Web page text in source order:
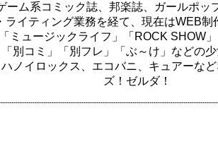
ーム系コミック誌、邦楽誌、ガールポ
ライティング業務を経て、現在はWEB制
ミュージックライフ」「ROCK SHOW
別コミ」「別フレ」「ぶ～け」などの
ノイロックス、エコバニ、キュアーな
ズ！ゼルダ！